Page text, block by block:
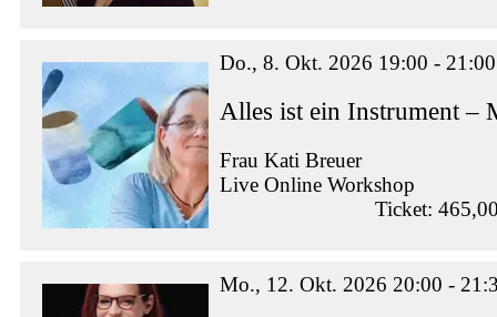
Do., 8. Okt. 2026 19:00 - 21:00
Alles ist ein Instrument –
Frau Kati Breuer
Live Online Workshop
Ticket:
Mo., 12. Okt. 2026 20:00 -